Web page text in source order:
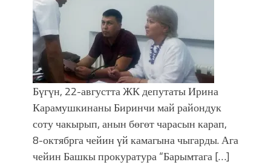
Бүгүн, 22-августта ЖК депутаты Ирина
Карамушкинаны Биринчи май райондук
соту чакырып, анын бөгөт чарасын карап,
8-октябрга чейин үй камагына чыгарды. Ага
чейин Башкы прокуратура “Барымтага […]